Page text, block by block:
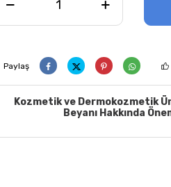
Paylaş
Kozmetik ve Dermokozmetik
Beyanı Hakkında